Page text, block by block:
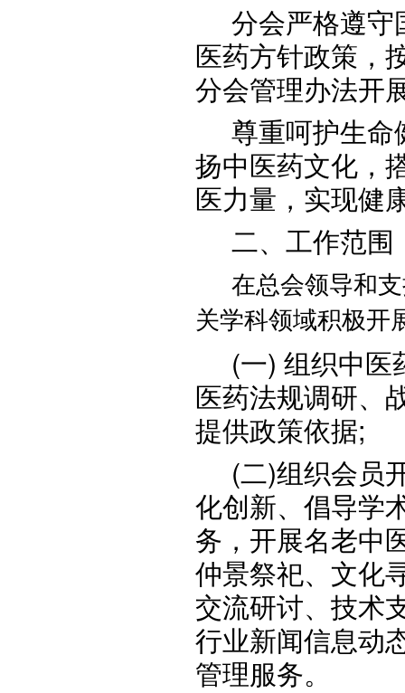
分会严格遵
医药方针政策，
分会管理办法开
尊重呵护生
扬中医药文化，
医力量，实现健
二、工作范围
在总会领导和
关学科领域积极开
(一) 组织中医
医药法规调研、
提供政策依据;
(二)组织会员
化创新、倡导学
务，开展名老中
仲景祭祀、文化
交流研讨、技术
行业新闻信息动
管理服务。